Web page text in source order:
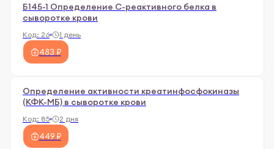
Б145-1 Определение С-реактивного белка в
сыворотке крови
Код: 26 1 день
483 ₽
Определение активности креатинфосфокиназы
(КФК-МБ) в сыворотке крови
Код: 85 2 дня
449 ₽